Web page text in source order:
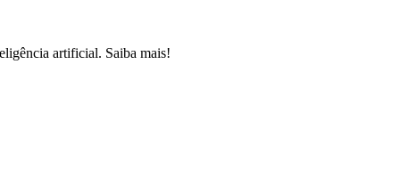
artificial. Saiba mais!